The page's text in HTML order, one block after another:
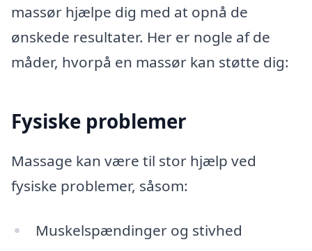
massør hjælpe dig med at opnå de
ønskede resultater. Her er nogle af de
måder, hvorpå en massør kan støtte dig:
Fysiske problemer
Massage kan være til stor hjælp ved
fysiske problemer, såsom:
Muskelspændinger og stivhed